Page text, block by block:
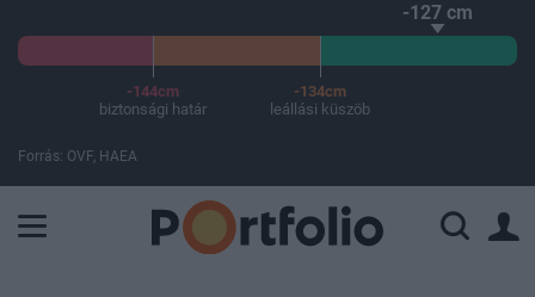
-127 cm
-144cm
biztonsági határ
-134cm
leállási küszöb
Forrás: OVF, HAEA